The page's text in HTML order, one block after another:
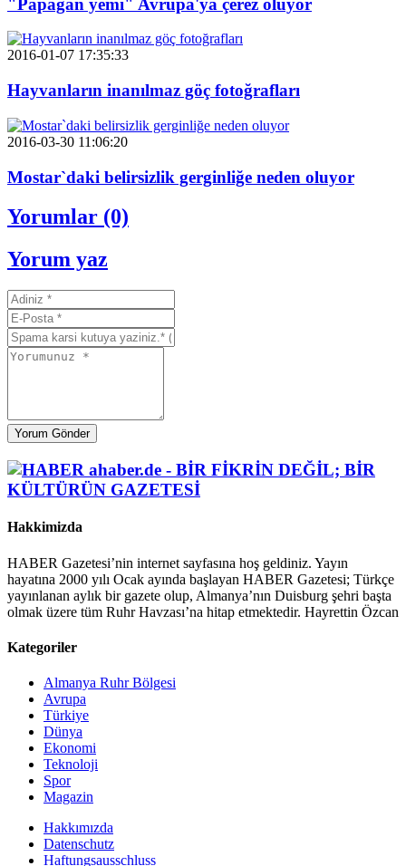
2016-01-07 17:35:33
Hayvanların inanılmaz göç fotoğrafları
2016-03-30 11:06:20
Mostar`daki belirsizlik gerginliğe neden oluyor
Yorumlar (0)
Yorum yaz
Yorum Gönder
Hakkimizda
HABER Gazetesi’nin internet sayfasına hoş geldiniz. Yayın
hayatına 2000 yılı Ocak ayında başlayan HABER Gazetesi; Türkçe
yayınlanan aylık bir gazete olup, Almanya’nın Duisburg şehri başta
olmak üzere tüm Ruhr Havzası’na hitap etmektedir. Hayrettin Özcan
Kategoriler
Almanya Ruhr Bölgesi
Avrupa
Türkiye
Dünya
Ekonomi
Teknoloji
Spor
Magazin
Hakkımızda
Datenschutz
Haftungsausschluss